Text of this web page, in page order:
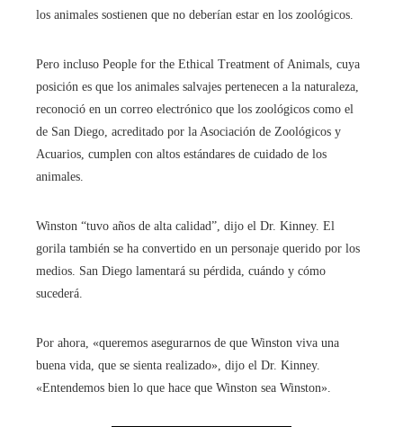
los animales sostienen que no deberían estar en los zoológicos.
Pero incluso People for the Ethical Treatment of Animals, cuya
posición es que los animales salvajes pertenecen a la naturaleza,
reconoció en un correo electrónico que los zoológicos como el
de San Diego, acreditado por la Asociación de Zoológicos y
Acuarios, cumplen con altos estándares de cuidado de los
animales.
Winston “tuvo años de alta calidad”, dijo el Dr. Kinney. El
gorila también se ha convertido en un personaje querido por los
medios. San Diego lamentará su pérdida, cuándo y cómo
sucederá.
Por ahora, «queremos asegurarnos de que Winston viva una
buena vida, que se sienta realizado», dijo el Dr. Kinney.
«Entendemos bien lo que hace que Winston sea Winston».